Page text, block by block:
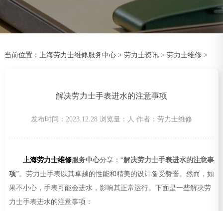
当前位置： 上海劳力士维修服务中心> 劳力士资讯> 劳力士维修 >
解决劳力士手表进水的注意事项
发布时间：2023.12.28 浏览量： 人 作者：劳力士维修
上海劳力士维修服务中心分享：“解决劳力士手表进水的注意事
项”。劳力士手表以其卓越的性能和精美的设计备受赞誉。然而，如
果不小心，手表可能会进水，影响其正常运行。下面是一些解决劳
力士手表进水的注意事项：